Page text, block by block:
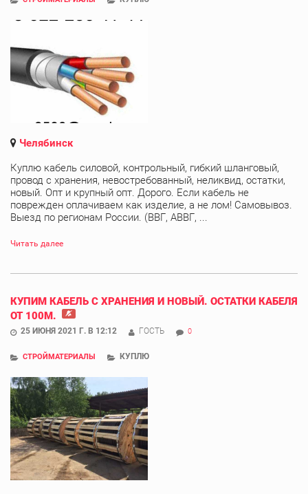
Челябинск
Куплю кабель силовой, контрольный, гибкий шланговый,
провод с хранения, невостребованный, неликвид, остатки,
новый. Опт и крупный опт. Дорого. Если кабель не
поврежден оплачиваем как изделие, а не лом! Самовывоз.
Выезд по регионам России. (ВВГ, АВВГ, ...
Читать далее
КУПИМ КАБЕЛЬ С ХРАНЕНИЯ И НОВЫЙ. ОСТАТКИ КАБЕЛЯ
ОТ 100М.
25 ИЮНЯ 2021 Г. В 12:12 ГОСТЬ 0
СТРОЙМАТЕРИАЛЫ КУПЛЮ